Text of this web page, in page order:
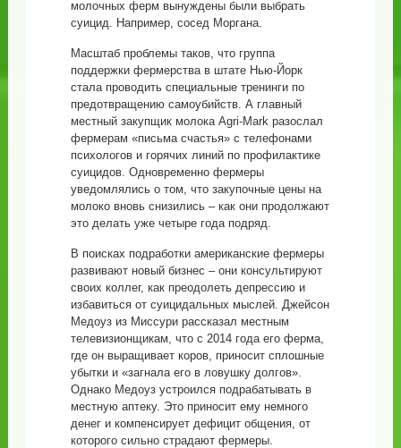
молочных ферм вынуждены были выбрать
суицид. Например, сосед Моргана.
Масштаб проблемы таков, что группа
поддержки фермерства в штате Нью-Йорк
стала проводить специальные тренинги по
предотвращению самоубийств. А главный
местный закупщик молока Agri-Mark разослал
фермерам «письма счастья» с телефонами
психологов и горячих линий по профилактике
суицидов. Одновременно фермеры
уведомлялись о том, что закупочные цены на
молоко вновь снизились – как они продолжают
это делать уже четыре года подряд.
В поисках подработки американские фермеры
развивают новый бизнес – они консультируют
своих коллег, как преодолеть депрессию и
избавиться от суицидальных мыслей. Джейсон
Медоуз из Миссури рассказал местным
телевизионщикам, что с 2014 года его ферма,
где он выращивает коров, приносит сплошные
убытки и «загнала его в ловушку долгов».
Однако Медоуз устроился подрабатывать в
местную аптеку. Это приносит ему немного
денег и компенсирует дефицит общения, от
которого сильно страдают фермеры.